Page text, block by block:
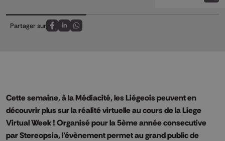
Partager sur
Partagez sur FaceBook
Partagez sur LinkedIn
Partagez sur Whatsapp
Cette semaine, à la Médiacité, les Liégeois peuvent en
découvrir plus sur la réalité virtuelle au cours de la Liege
Virtual Week ! Organisé pour la 5ème année consecutive
par Stereopsia, l’évènement permet au grand public de